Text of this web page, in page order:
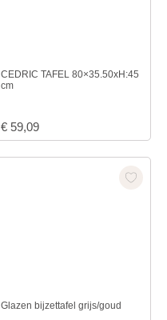
CEDRIC TAFEL 80×35.50xH:45
cm
€ 59,09
Glazen bijzettafel grijs/goud